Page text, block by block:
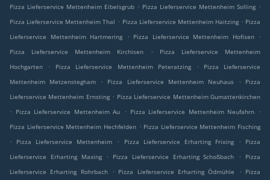
Pizza Lieferservice Mettenheim Eibelsgrub . Pizza Lieferservice Mettenheim Solling .
Pizza Lieferservice Mettenheim Thal . Pizza Lieferservice Mettenheim Haitzing . Pizza
Lieferservice Mettenheim Hartmering
. Pizza Lieferservice Mettenheim Hofisen
.
Pizza Lieferservice Mettenheim Kirchisen
.
Pizza Lieferservice Mettenheim
Hochgarten
. Pizza Lieferservice Mettenheim Peteratzing .
Pizza Lieferservice
Mettenheim Metzenstegham
. Pizza Lieferservice Mettenheim Neuhaus .
Pizza
Lieferservice Mettenheim Ernsting . Pizza Lieferservice Mettenheim Gumattenkirchen
. Pizza Lieferservice Mettenheim Au . Pizza Lieferservice Mettenheim Neufahrn
.
Pizza Lieferservice Mettenheim Hechfelden . Pizza Lieferservice Mettenheim Fisching
.
Pizza Lieferservice Mettenheim . Pizza Lieferservice Erharting Frixing .
Pizza
Lieferservice Erharting Maxing
. Pizza Lieferservice Erharting Schoßbach .
Pizza
Lieferservice Erharting Rohrbach
. Pizza Lieferservice Erharting Ödmühle . Pizza